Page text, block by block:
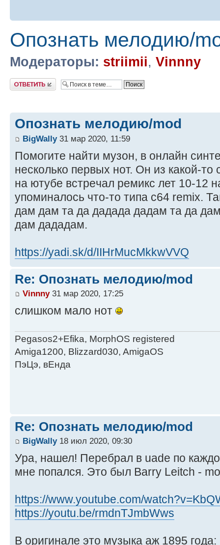
Опознать мелодию/
Модераторы: striimii, Vinnny
Ответить
Опознать мелодию/mod
BigWally31 мар 2020, 11:59
Помогите найти музон, в онлайн
несколько первых нот. Он из какой-
на ютубе встрeчал ремикс лет 10-12
упоминалось что-то типа c64 remix.
дам дам та да дадада дадам та да
дам дададам.
https://yadi.sk/d/IIHrMucMkkwVVQ
Re: Опознать мелодию/mod
Vinnny31 мар 2020, 17:25
слишком мало нот
Pegasos2+Efika, MorphOS registered
Amiga1200, Blizzard030, AmigaOS
ПэЦэ, вЕнда
Re: Опознать мелодию/mod
BigWally18 июл 2020, 09:30
Ура, нашел! Перебрал в uade по
мне попался. Это был Barry Leitch -
https://www.youtube.com/
https://youtu.be/rmdnTJmbWws
В оригинале это музыка аж 1895 года: